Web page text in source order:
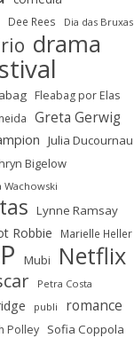
Dee Rees Dia das Bruxas
drama
Fleabag por Elas
Greta Gerwig
Julia Ducournau
Bigelow
Wachowski
Lynne Ramsay
Robbie Marielle Heller
Mubi Netflix
Petra Costa
publi romance
Polley Sofia Coppola